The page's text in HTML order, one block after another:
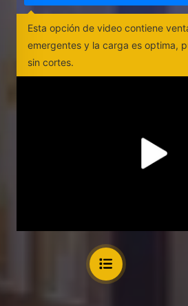
Esta opción de video contiene
emergentes y la carga es optima,
sin cortes.